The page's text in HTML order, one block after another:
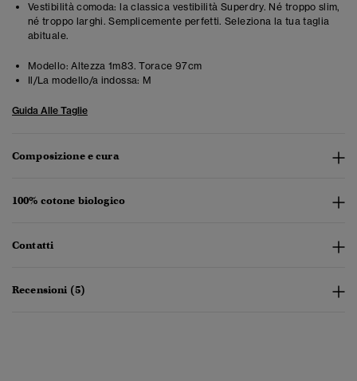
Vestibilità comoda: la classica vestibilità Superdry. Né troppo slim,
né troppo larghi. Semplicemente perfetti. Seleziona la tua taglia
abituale.
Modello: Altezza 1m83. Torace 97cm
Il/La modello/a indossa: M
Guida Alle Taglie
Composizione e cura
100% cotone biologico
Contatti
Recensioni (5)